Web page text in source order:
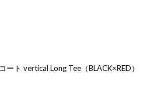
ート vertical Long Tee（BLACK×RED）